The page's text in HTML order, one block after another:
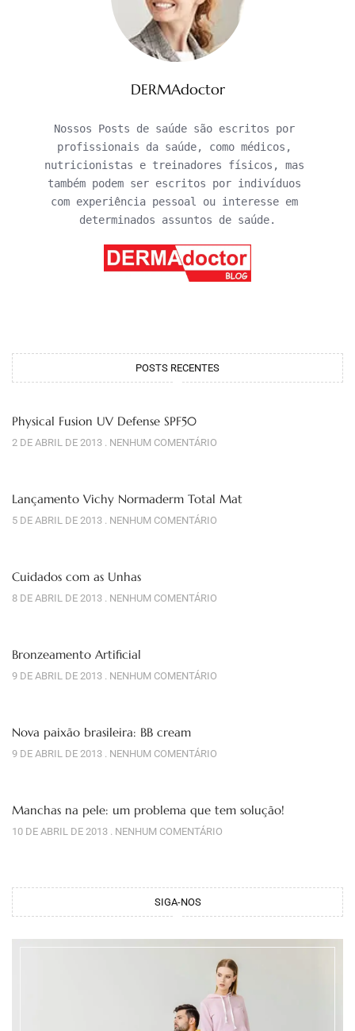
DERMAdoctor
Nossos Posts de saúde são escritos por
profissionais da saúde, como médicos,
nutricionistas e treinadores físicos, mas
também podem ser escritos por indivíduos
com experiência pessoal ou interesse em
determinados assuntos de saúde.
POSTS RECENTES
Physical Fusion UV Defense SPF50
2 DE ABRIL DE 2013 NENHUM COMENTÁRIO
Lançamento Vichy Normaderm Total Mat
5 DE ABRIL DE 2013 NENHUM COMENTÁRIO
Cuidados com as Unhas
8 DE ABRIL DE 2013 NENHUM COMENTÁRIO
Bronzeamento Artificial
9 DE ABRIL DE 2013 NENHUM COMENTÁRIO
Nova paixão brasileira: BB cream
9 DE ABRIL DE 2013 NENHUM COMENTÁRIO
Manchas na pele: um problema que tem solução!
10 DE ABRIL DE 2013 NENHUM COMENTÁRIO
SIGA-NOS